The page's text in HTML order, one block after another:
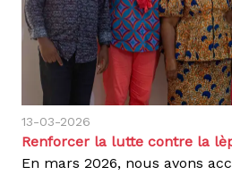
13-03-2026
En mars 2026, nous avons